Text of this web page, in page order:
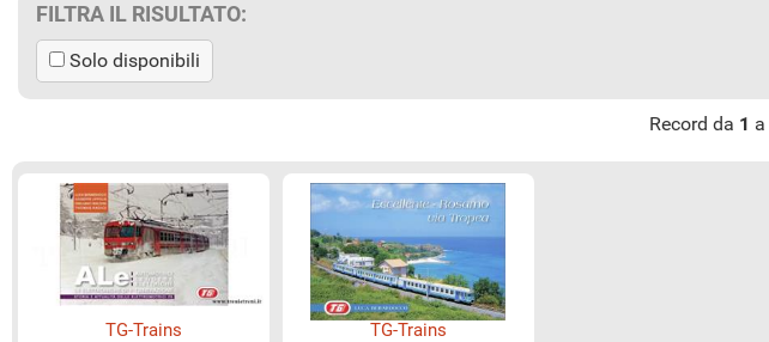
FILTRA IL RISULTATO:
Solo disponibili
Record da 1 a
TG-Trains TG-Trains